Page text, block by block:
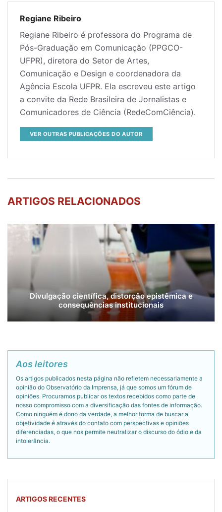
Regiane Ribeiro
Regiane Ribeiro é professora do Programa de
Pós-Graduação em Comunicação (PPGCO-
UFPR), diretora do Setor de Artes,
Comunicação e Design e coordenadora da
Agência Escola UFPR. Ela escreveu este artigo
a convite da Rede Brasileira de Jornalistas e
Comunicadores de Ciência (RedeComCiência).
VER OUTRAS PUBLICAÇÕES DO AUTOR
ARTIGOS RELACIONADOS
Divulgação científica, distorção epistêmica e
consequências institucionais
Aos leitores
Os artigos publicados nesta página não refletem necessariamente a
opinião do Observatório da Imprensa, já que somos um fórum de
opiniões. Procuramos publicar os textos recebidos como parte de
nosso compromisso com a diversificação das fontes de informação.
Como ninguém é dono da verdade, a melhor forma de buscar a
objetividade é através do contato com perspectivas e opiniões
diferenciadas, o que nos permite neutralizar o discurso do ódio e da
intolerância.
ARTIGOS RECENTES